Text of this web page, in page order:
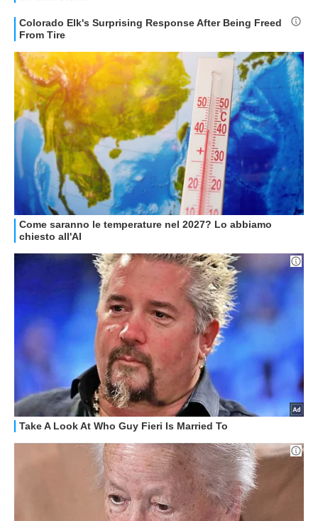
OFFERTE